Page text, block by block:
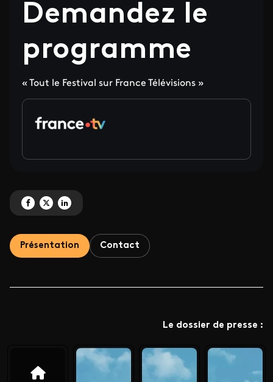
Demandez le
programme
« Tout le Festival sur France Télévisions »
Partagez 'Demandez le programme' sur Facebook
Partagez 'Demandez le programme' sur X
Partagez 'Demandez le programme' sur LinkedIn
Présentation Contact
Le dossier de presse :